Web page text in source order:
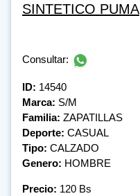
SINTETICO PUMA
Consultar:
ID: 14540
Marca: S/M
Familia: ZAPATILLAS
Deporte: CASUAL
Tipo: CALZADO
Genero: HOMBRE
Precio: 120 Bs